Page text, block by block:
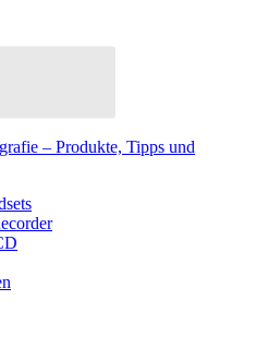
– Produkte, Tipps und